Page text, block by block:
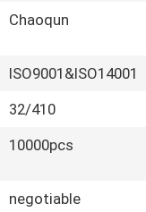
Chaoqun
ISO9001&ISO14001
32/410
10000pcs
negotiable